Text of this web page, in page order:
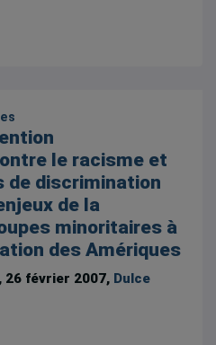
le racisme et
discrimination
de la
minoritaires à
des Amériques
26 février 2007, Dulce